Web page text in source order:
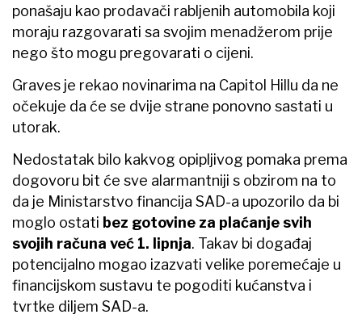
ponašaju kao prodavači rabljenih automobila koji
moraju razgovarati sa svojim menadžerom prije
nego što mogu pregovarati o cijeni.
Graves je rekao novinarima na Capitol Hillu da ne
očekuje da će se dvije strane ponovno sastati u
utorak.
Nedostatak bilo kakvog opipljivog pomaka prema
dogovoru bit će sve alarmantniji s obzirom na to
da je Ministarstvo financija SAD-a upozorilo da bi
moglo ostati bez gotovine za plaćanje svih
svojih računa već 1. lipnja. Takav bi događaj
potencijalno mogao izazvati velike poremećaje u
financijskom sustavu te pogoditi kućanstva i
tvrtke diljem SAD-a.